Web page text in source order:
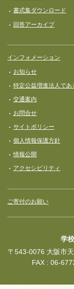
書式集ダウンロード
回答アーカイブ
インフォメーション
お知らせ
特定公益増進法人であ
交通案内
お問合せ
サイトポリシー
個人情報保護方針
情報公開
アクセシビリティ
ご寄付のお願い
学
〒543-0076 大阪市
FAX : 06-